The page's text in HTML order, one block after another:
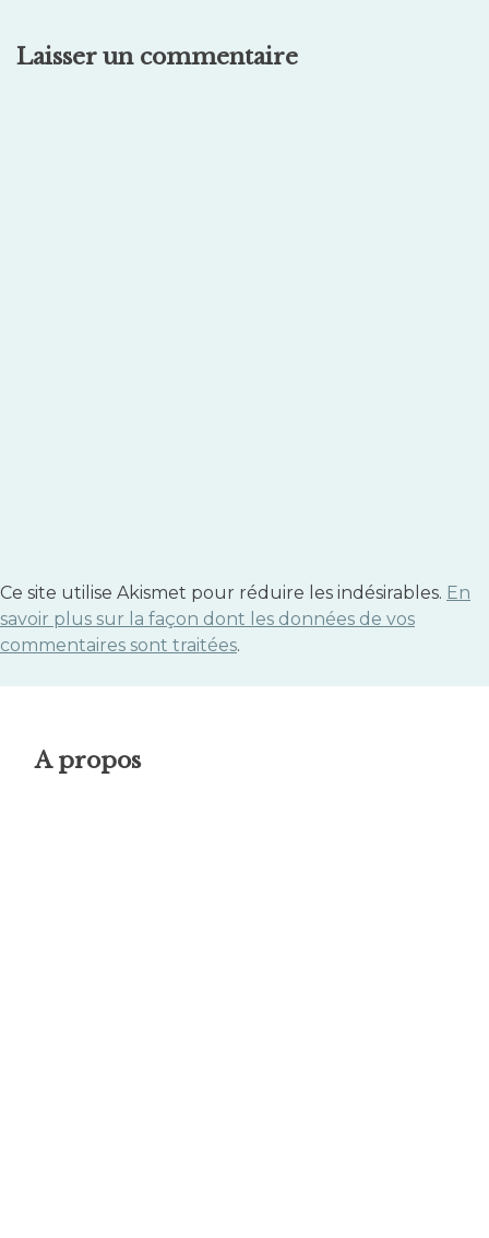
Laisser un commentaire
Ce site utilise Akismet pour réduire les indésirables. En
savoir plus sur la façon dont les données de vos
commentaires sont traitées.
A propos